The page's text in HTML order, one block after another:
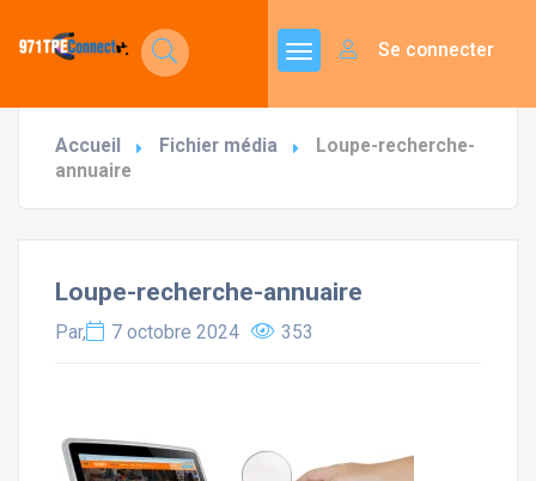
Se connecter
Accueil Fichier média
Loupe-recherche-
annuaire
Loupe-recherche-annuaire
Par, 7 octobre 2024 353